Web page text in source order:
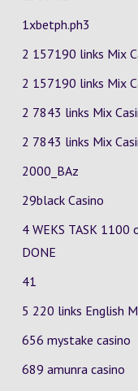
1xbetph.ph3
2 157190 links Mix
2 157190 links Mix
2 7843 links Mix
2 7843 links Mix
2000_BAz
29black Casino
4 WEKS TASK 1100
DONE
41
5 220 links English
656 mystake casino
689 amunra casino